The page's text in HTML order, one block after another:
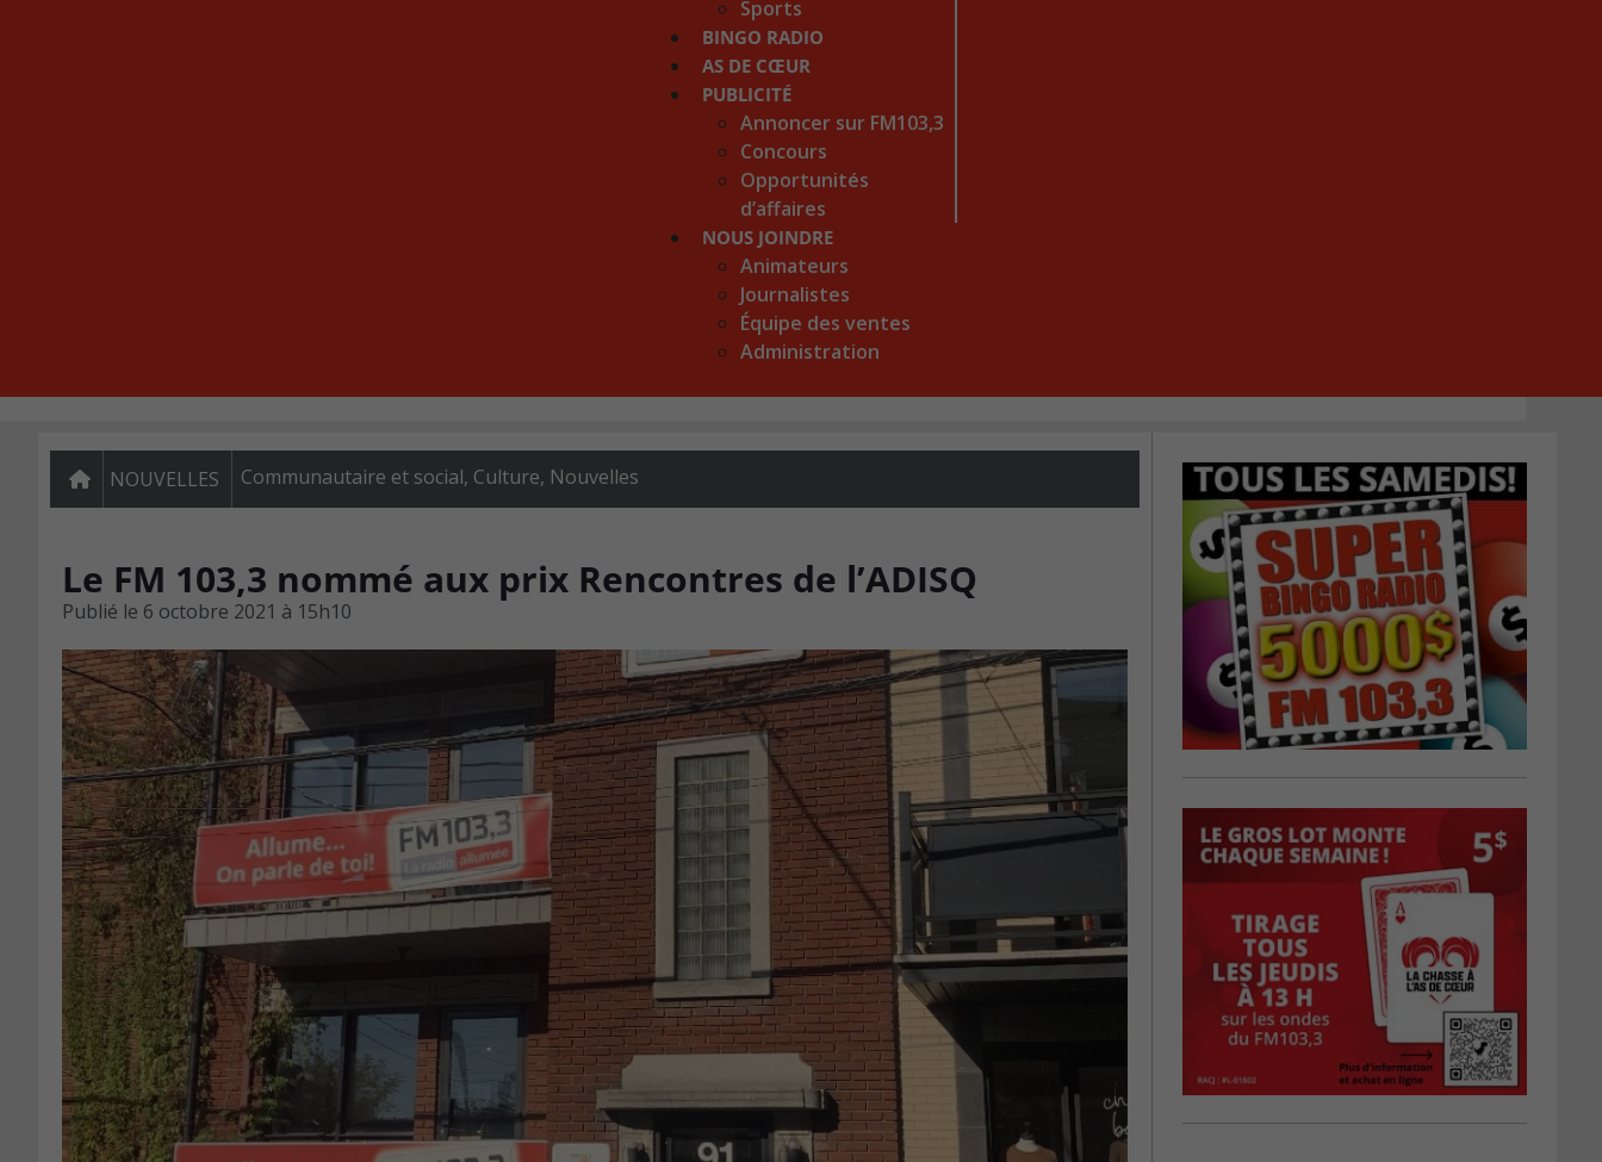
Sports
BINGO RADIO
AS DE CŒUR
PUBLICITÉ
Annoncer sur FM103,3
Concours
Opportunités
d’affaires
NOUS JOINDRE
Animateurs
Journalistes
Équipe des ventes
Administration
NOUVELLES Communautaire et social, Culture, Nouvelles
Le FM 103,3 nommé aux prix Rencontres de l’ADISQ
Publié le 6 octobre 2021 à 15h10